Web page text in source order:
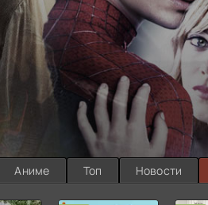
Аниме Топ Новости